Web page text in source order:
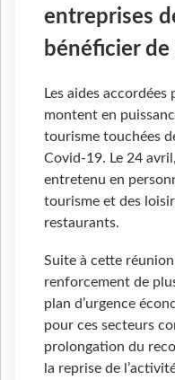
entreprises
bénéficier
Les aides
montent en
tourisme touchées
Covid-19. Le 24
entretenu en
tourisme et des
restaurants.
Suite à cette
renforcement de
plan d’urgence
pour ces secteurs
prolongation du
la reprise de